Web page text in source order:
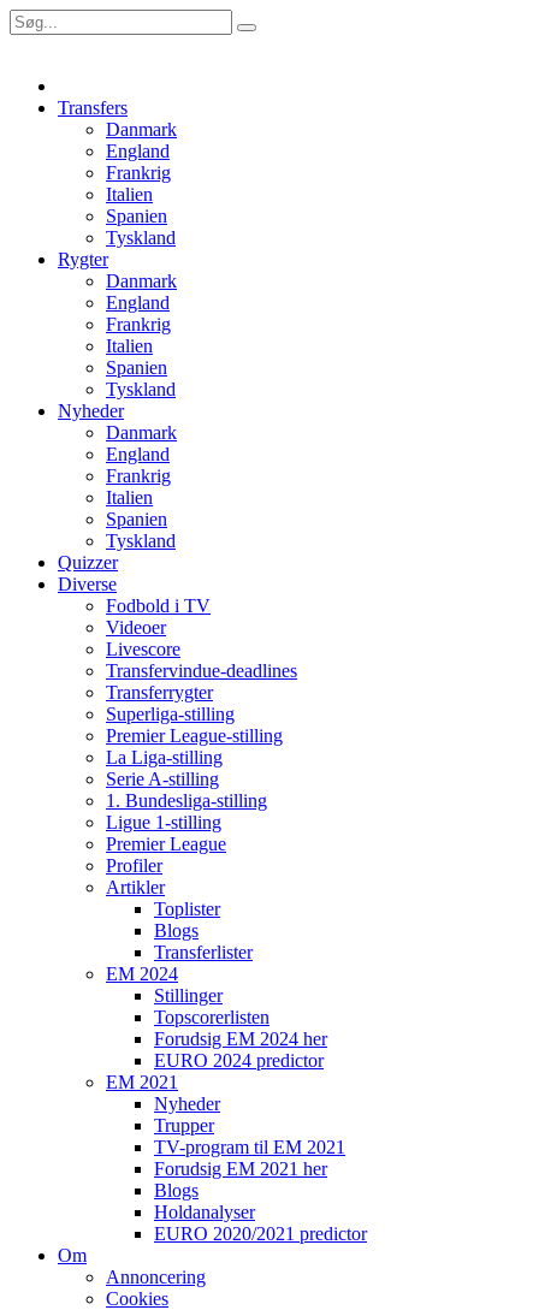
Transfers
Danmark
England
Frankrig
Italien
Spanien
Tyskland
Rygter
Danmark
England
Frankrig
Italien
Spanien
Tyskland
Nyheder
Danmark
England
Frankrig
Italien
Spanien
Tyskland
Quizzer
Diverse
Fodbold i TV
Videoer
Livescore
Transfervindue-deadlines
Transferrygter
Superliga-stilling
Premier League-stilling
La Liga-stilling
Serie A-stilling
1. Bundesliga-stilling
Ligue 1-stilling
Premier League
Profiler
Artikler
Toplister
Blogs
Transferlister
EM 2024
Stillinger
Topscorerlisten
Forudsig EM 2024 her
EURO 2024 predictor
EM 2021
Nyheder
Trupper
TV-program til EM 2021
Forudsig EM 2021 her
Blogs
Holdanalyser
EURO 2020/2021 predictor
Om
Annoncering
Cookies